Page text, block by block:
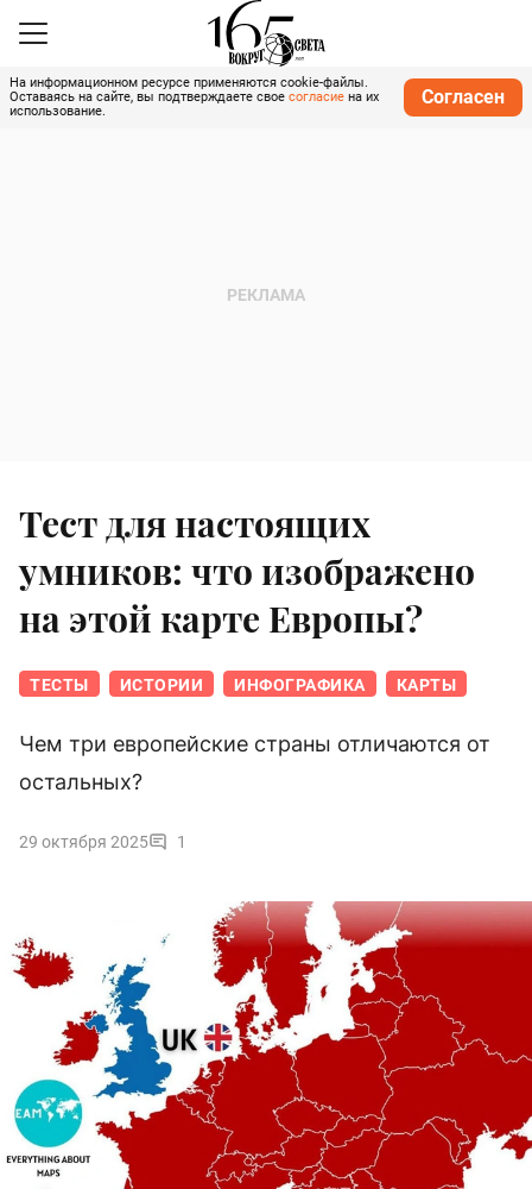
На информационном ресурсе применяются cookie-файлы.
Оставаясь на сайте, вы подтверждаете свое согласие на их
использование.
Согласен
Тест для настоящих
умников: что изображено
на этой карте Европы?
ТЕСТЫ ИСТОРИИ ИНФОГРАФИКА КАРТЫ
Чем три европейские страны отличаются от
остальных?
29 октября 2025 1